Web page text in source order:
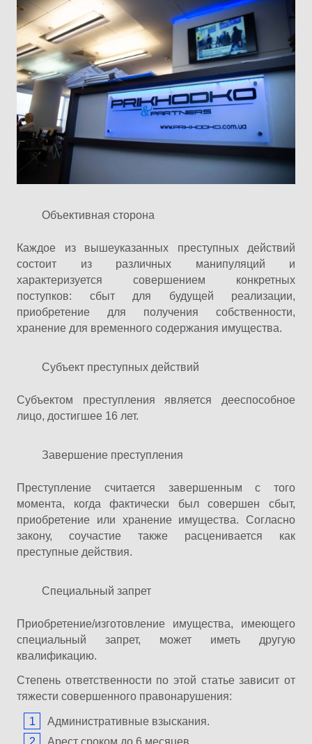
Объективная сторона
Каждое из вышеуказанных преступных действий
состоит из различных манипуляций и
характеризуется совершением конкретных
поступков: сбыт для будущей реализации,
приобретение для получения собственности,
хранение для временного содержания имущества.
Субъект преступных действий
Субъектом преступления является дееспособное
лицо, достигшее 16 лет.
Завершение преступления
Преступление считается завершенным с того
момента, когда фактически был совершен сбыт,
приобретение или хранение имущества. Согласно
закону, соучастие также расценивается как
преступные действия.
Специальный запрет
Приобретение/изготовление имущества, имеющего
специальный запрет, может иметь другую
квалификацию.
Степень ответственности по этой статье зависит от
тяжести совершенного правонарушения:
Административные взыскания.